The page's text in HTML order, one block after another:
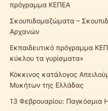
πρόγραμμα ΚΕΠΕΑ
Σκουπιδομαζώματα –
Αρχανών
Εκπαιδευτικό πρόγραμμα
κύκλου τα γυρίσματα»
Κόκκινος κατάλογος
Μυκήτων της Ελλάδας
13 Φεβρουαρίου: Παγκόσμια